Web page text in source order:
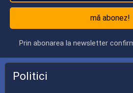
mă abonez!
Prin abonarea la newsletter
Politici